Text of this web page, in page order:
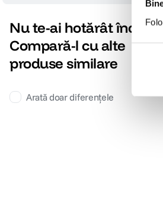
Nu te-ai hotărât încă?
Compară-l cu alte
produse similare
Arată doar diferențele